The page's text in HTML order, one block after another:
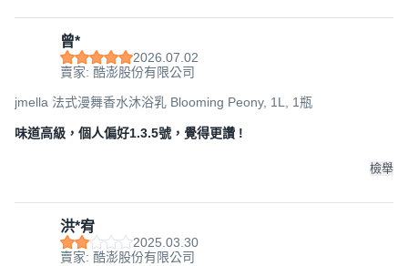
曾*
2026.07.02
賣家: 酷澎股份有限公司
jmella 法式漫舞香水沐浴乳 Blooming Peony, 1L, 1瓶
味道高級，個人偏好1.3.5號，覺得更讚 !
檢舉
洪*宥
2025.03.30
賣家: 酷澎股份有限公司